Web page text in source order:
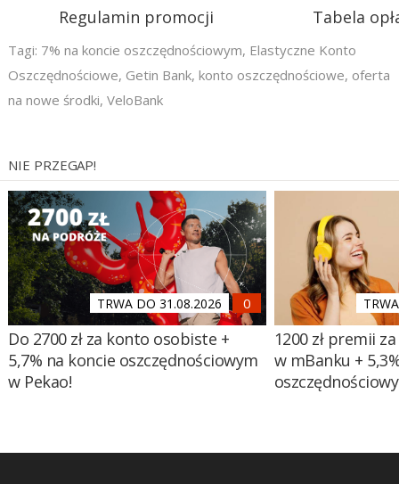
Regulamin promocji Tabela
Tagi: 7% na koncie oszczędnościowym, Elastyczne Konto
Oszczędnościowe, Getin Bank, konto oszczędnościowe, oferta
na nowe środki, VeloBank
NIE PRZEGAP!
TRWA DO 31.08.2026
Do 2700 zł za konto osobiste +
5,7% na koncie oszczędnościowym
w Pekao!
1200 zł premii
w mBanku +